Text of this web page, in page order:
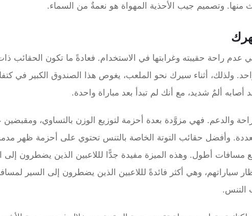
منها. وتصميم جيب الأحذية المهواة هو نعمةٌ من السماء.
عدم راحة حقيبته وغرابتها في الاستخدام. فعادةً ما تكون الحقائب
ولذلك، أثناء سيرك نحو الملعب، يغوص هذا الصندوق الكبير في
ألمٌ شديد، مع أنك لم تبدأ بعد مباراة واحدة.
والدعم. فهي مزوَّدة بعدة أحزمة لتوزيع الوزن بالتساوي، ومقبضين
وأفضل حقائب التوتة الخاصة بالتنس تحتوي على أحزمة ظهر
أطول. وهذه الميزة مفيدة جدًّا لللاعبين الذين يضطرون
سياراتهم، وهي أكثر فائدةً لللاعبين الذين يضطرون إلى السير
التنس.